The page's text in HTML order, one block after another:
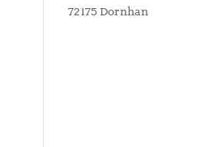
72175 Dornhan